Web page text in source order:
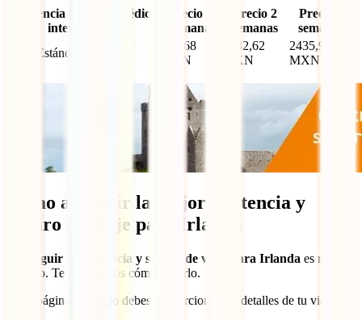
Asistencia y seguro médico
internacional
Precio 1
semana
Precio 2
semanas
Precio 3
semanas
IATI Estándar
889,68
MXN
2032,62
MXN
2435,99
MXN
Cómo adquirir la mejor asistencia y
seguro de viaje para Irlanda
Conseguir tu asistencia y seguro de viaje para Irlanda es muy
sencillo. Te explicamos cómo hacerlo.
En la páginas de incio debes proporcionar los detalles de tu viaje: